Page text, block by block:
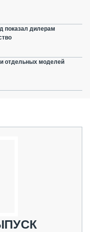
показал дилерам
отдельных моделей